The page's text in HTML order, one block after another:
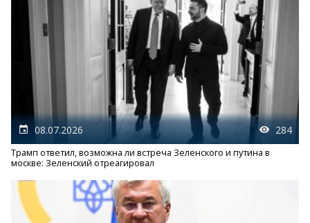
08.07.2026 284
Трамп ответил, возможна ли встреча Зеленского и путина в
москве: Зеленский отреагировал